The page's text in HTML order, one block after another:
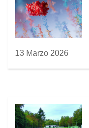
13 Marzo 2026